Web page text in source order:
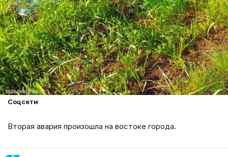
Соцсети
Вторая авария произошла на востоке города.